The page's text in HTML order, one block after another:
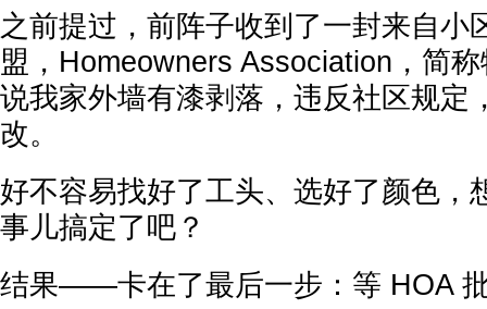
之前提过，前阵子收到了一封来自小
盟，Homeowners Association，简
说我家外墙有漆剥落，违反社区规定
改。
好不容易找好了工头、选好了颜色，
事儿搞定了吧？
结果——卡在了最后一步：等 HOA